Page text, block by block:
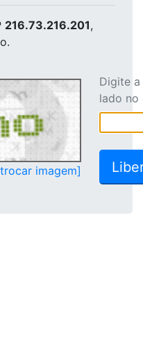
216.73.216.201,
imagem]
Digite
lado no